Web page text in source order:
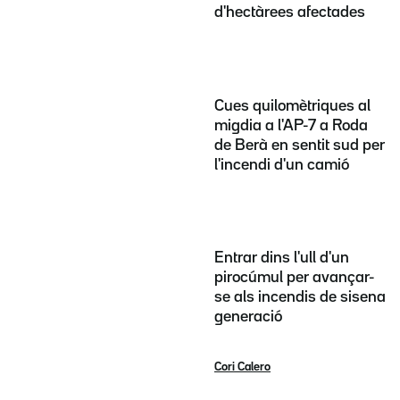
d'hectàrees afectades
Cues quilomètriques al
migdia a l'AP-7 a Roda
de Berà en sentit sud per
l'incendi d'un camió
Entrar dins l'ull d'un
pirocúmul per avançar-
se als incendis de sisena
generació
Cori Calero